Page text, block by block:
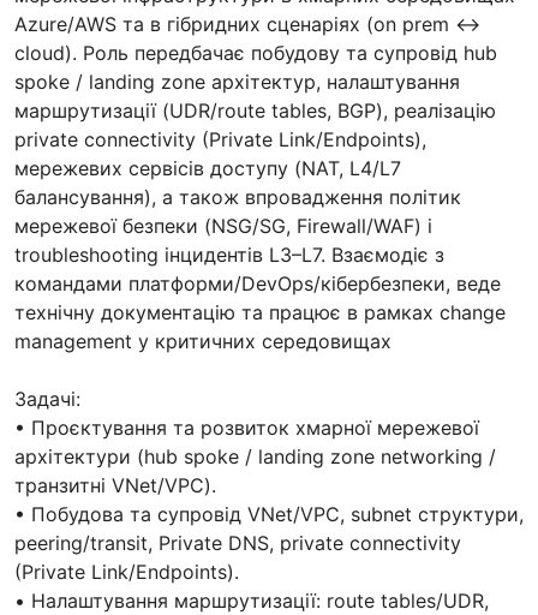
Azure/AWS та в гібридних сценаріях (on prem ↔
cloud). Роль передбачає побудову та супровід hub
spoke / landing zone архітектур, налаштування
маршрутизації (UDR/route tables, BGP), реалізацію
private connectivity (Private Link/Endpoints),
мережевих сервісів доступу (NAT, L4/L7
балансування), а також впровадження політик
мережевої безпеки (NSG/SG, Firewall/WAF) і
troubleshooting інцидентів L3–L7. Взаємодіє з
командами платформи/DevOps/кібербезпеки, веде
технічну документацію та працює в рамках change
management у критичних середовищах
Задачі:
• Проєктування та розвиток хмарної мережевої
архітектури (hub spoke / landing zone networking /
транзитні VNet/VPC).
• Побудова та супровід VNet/VPC, subnet структури,
peering/transit, Private DNS, private connectivity
(Private Link/Endpoints).
• Налаштування маршрутизації: route tables/UDR,